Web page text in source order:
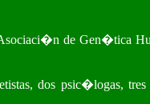
de Gen�tica
dos psic�logas,